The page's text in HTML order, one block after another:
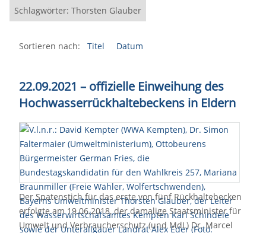
Schlagwörter: Thorsten Glauber
Sortieren nach: Titel Datum
22.09.2021 – offizielle Einweihung des
Hochwasserrückhaltebeckens in Eldern
Der Spatenstich für das erste von fünf Rückhaltebecken
erfolgte am 19.06.2018, der damalige Staatsminister für
Umwelt und Verbraucherschutz (und MdL) Dr. Marcel